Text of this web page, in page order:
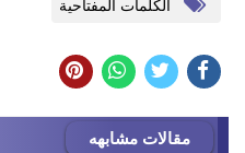
الكلمات المفتاحية
مقالات مشابهه